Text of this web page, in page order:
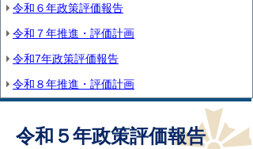
令和６年政策評価報告
令和７年推進・評価計画
令和7年政策評価報告
令和８年推進・評価計画
令和５年政策評価報告